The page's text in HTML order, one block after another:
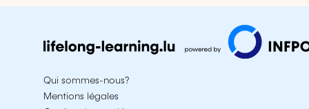
Qui sommes-nous?
Mentions légales